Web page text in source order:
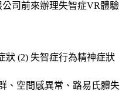
司前來辦理失智症VR體驗
狀 (2) 失智症行為精神症狀
、空間感異常、路易氏體失